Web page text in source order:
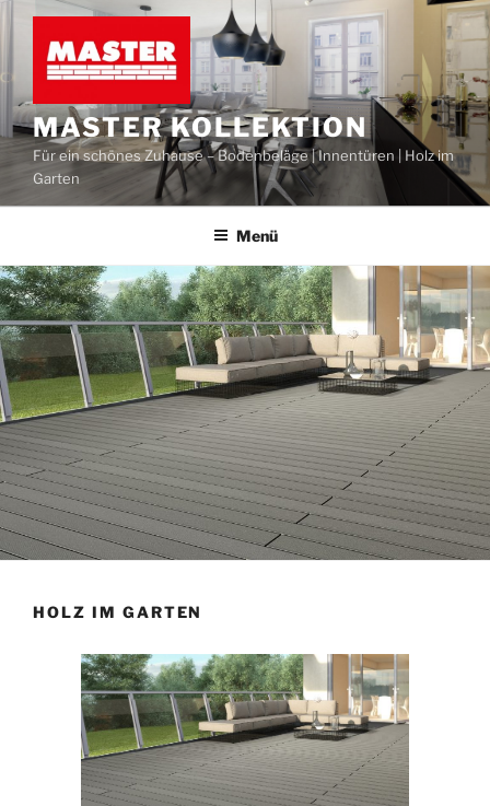
MASTER KOLLEKTION
Für ein schönes Zuhause – Bodenbeläge | Innentüren | Holz im
Garten
Menü
HOLZ IM GARTEN